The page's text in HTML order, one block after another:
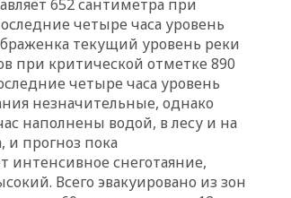
нефтяным терминалам в
России
09:49 WSJ: Трамп «сходит с
об истощении боеприпасов у
США
Исландия и Черногория
в 2028 году могут войти в
состав Евросоюза
652 сантиметра при
четыре часа уровень
текущий уровень реки
при критической отметке 890
четыре часа уровень
незначительные, однако
наполнены водой, в лесу и на
и прогноз пока
интенсивное снеготаяние,
Всего эвакуировано из зон